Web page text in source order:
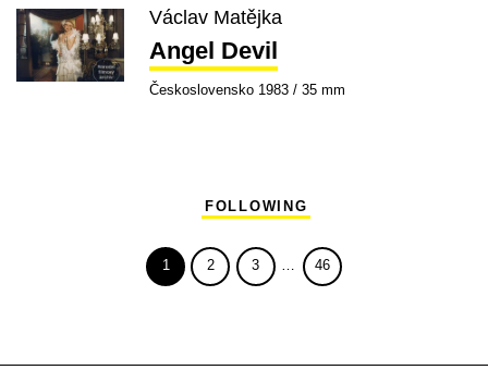
Václav Matějka
Angel Devil
Československo 1983 / 35 mm
1 2 3 … 46
FOLLOWING